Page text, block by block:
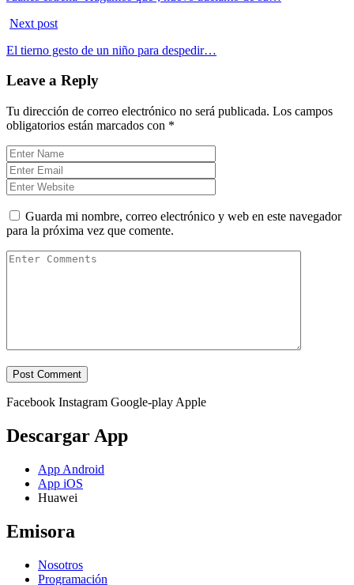
Next post
El tierno gesto de un niño para despedir…
Leave a Reply
Tu dirección de correo electrónico no será publicada. Los campos
obligatorios están marcados con *
Guarda mi nombre, correo electrónico y web en este navegador
para la próxima vez que comente.
Facebook Instagram Google-play Apple
Descargar App
App Android
App iOS
Huawei
Emisora
Nosotros
Programación